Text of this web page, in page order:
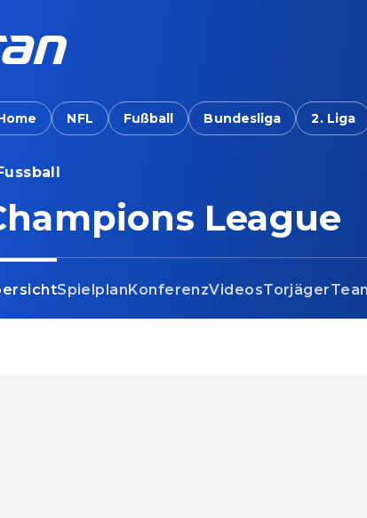
NFL Fußball Bundesliga 2. Liga
League
SpielplanKonferenzVideosTorjäger